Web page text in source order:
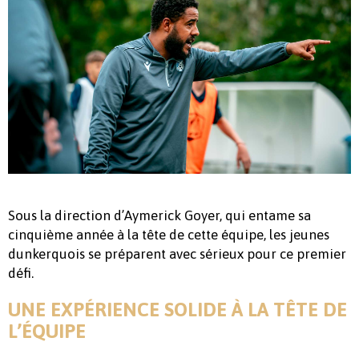
Sous la direction d’Aymerick Goyer, qui entame sa
cinquième année à la tête de cette équipe, les jeunes
dunkerquois se préparent avec sérieux pour ce premier
défi.
UNE EXPÉRIENCE SOLIDE À LA TÊTE DE
L’ÉQUIPE